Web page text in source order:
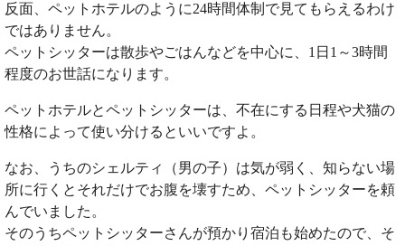
反面、ペットホテルのように24時間体制で見てもらえるわけ
ではありません。
ペットシッターは散歩やごはんなどを中心に、1日1～3時間
程度のお世話になります。
ペットホテルとペットシッターは、不在にする日程や犬猫の
性格によって使い分けるといいですよ。
なお、うちのシェルティ（男の子）は気が弱く、知らない場
所に行くとそれだけでお腹を壊すため、ペットシッターを頼
んでいました。
そのうちペットシッターさんが預かり宿泊も始めたので、そ